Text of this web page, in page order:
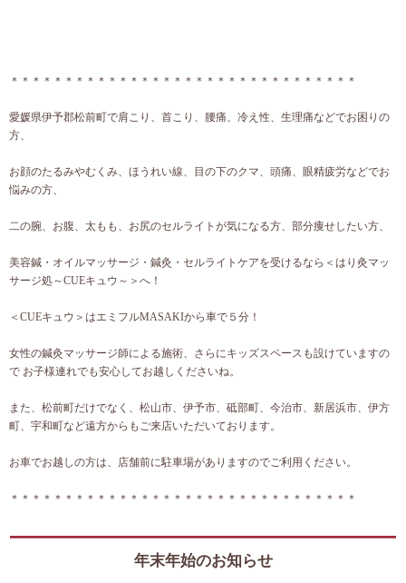
＊＊＊＊＊＊＊＊＊＊＊＊＊＊＊＊＊＊＊＊＊＊＊＊＊＊＊＊＊＊＊＊
愛媛県伊予郡松前町で肩こり、首こり、腰痛、冷え性、生理痛などでお困りの
方、
お顔のたるみやむくみ、ほうれい線、目の下のクマ、頭痛、眼精疲労などでお
悩みの方、
二の腕、お腹、太もも、お尻のセルライトが気になる方、部分痩せしたい方、
美容鍼・オイルマッサージ・鍼灸・セルライトケアを受けるなら＜はり灸マッ
サージ処～CUEキュウ～＞へ！
＜CUEキュウ＞はエミフルMASAKIから車で５分！
女性の鍼灸マッサージ師による施術、さらにキッズスペースも設けていますの
で お子様連れでも安心してお越しくださいね。
また、松前町だけでなく、松山市、伊予市、砥部町、今治市、新居浜市、伊方
町、宇和町など遠方からもご来店いただいております。
お車でお越しの方は、店舗前に駐車場がありますのでご利用ください。
＊＊＊＊＊＊＊＊＊＊＊＊＊＊＊＊＊＊＊＊＊＊＊＊＊＊＊＊＊＊＊＊
年末年始のお知らせ